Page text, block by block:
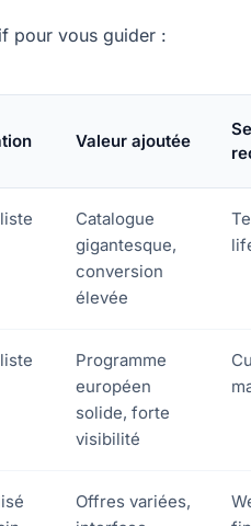
pour vous guider :
Valeur ajoutée
Catalogue
gigantesque,
conversion
élevée
Programme
européen
solide, forte
visibilité
Offres variées,